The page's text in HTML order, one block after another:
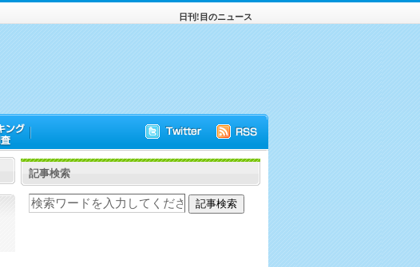
日刊!目のニュース
記事検索